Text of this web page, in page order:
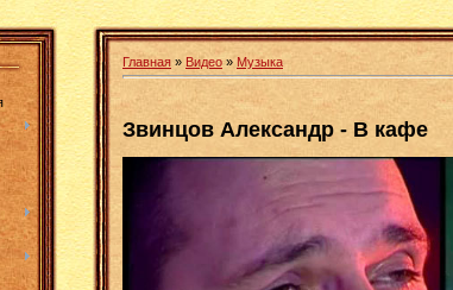
Главная » Видео» Музыка
Звинцов Александр - В кафе